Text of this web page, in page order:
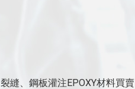
裂縫、鋼板灌注EPOXY材料買賣